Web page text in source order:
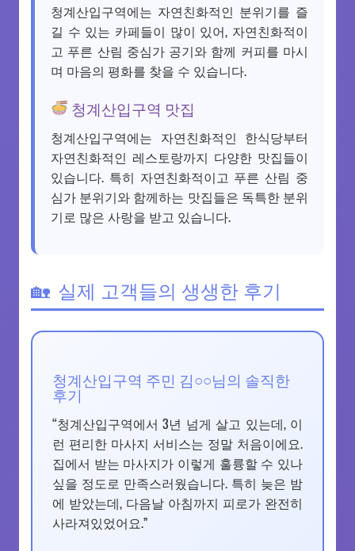
청계산입구역에는 자연친화적인 분위기를 즐
길 수 있는 카페들이 많이 있어, 자연친화적이
고 푸른 산림 중심가 공기와 함께 커피를 마시
며 마음의 평화를 찾을 수 있습니다.
청계산입구역 맛집
청계산입구역에는 자연친화적인 한식당부터
자연친화적인 레스토랑까지 다양한 맛집들이
있습니다. 특히 자연친화적이고 푸른 산림 중
심가 분위기와 함께하는 맛집들은 독특한 분위
기로 많은 사랑을 받고 있습니다.
실제 고객들의 생생한 후기
청계산입구역 주민 김○○님의 솔직한
후기
“청계산입구역에서 3년 넘게 살고 있는데, 이
런 편리한 마사지 서비스는 정말 처음이에요.
집에서 받는 마사지가 이렇게 훌륭할 수 있나
싶을 정도로 만족스러웠습니다. 특히 늦은 밤
에 받았는데, 다음날 아침까지 피로가 완전히
사라져있었어요.”